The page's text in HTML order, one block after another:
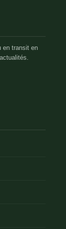
en transit en